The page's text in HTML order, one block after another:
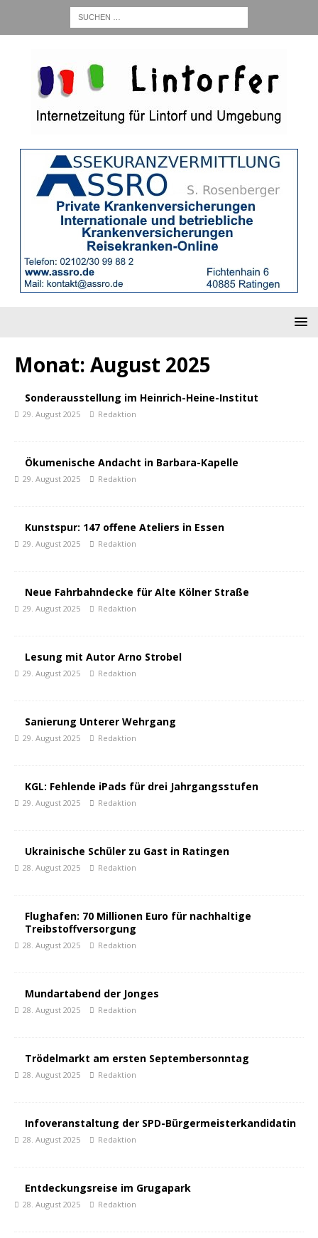
Monat: August 2025
Sonderausstellung im Heinrich-Heine-Institut
29. August 2025 Redaktion
Ökumenische Andacht in Barbara-Kapelle
29. August 2025 Redaktion
Kunstspur: 147 offene Ateliers in Essen
29. August 2025 Redaktion
Neue Fahrbahndecke für Alte Kölner Straße
29. August 2025 Redaktion
Lesung mit Autor Arno Strobel
29. August 2025 Redaktion
Sanierung Unterer Wehrgang
29. August 2025 Redaktion
KGL: Fehlende iPads für drei Jahrgangsstufen
29. August 2025 Redaktion
Ukrainische Schüler zu Gast in Ratingen
28. August 2025 Redaktion
Flughafen: 70 Millionen Euro für nachhaltige
Treibstoffversorgung
28. August 2025 Redaktion
Mundartabend der Jonges
28. August 2025 Redaktion
Trödelmarkt am ersten Septembersonntag
28. August 2025 Redaktion
Infoveranstaltung der SPD-Bürgermeisterkandidatin
28. August 2025 Redaktion
Entdeckungsreise im Grugapark
28. August 2025 Redaktion